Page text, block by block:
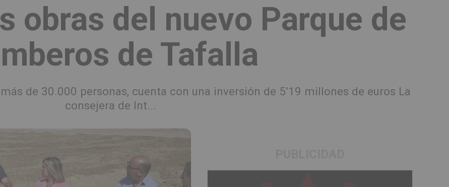
obras del nuevo Parque de
de Tafalla
de 30.000 personas, cuenta con una inversión de 5’19 millones de euros La
consejera de Int...